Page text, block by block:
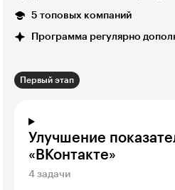
5 топовых компаний
Программа регулярно
Первый этап
Улучшение
«ВКонтакте»
4 задачи